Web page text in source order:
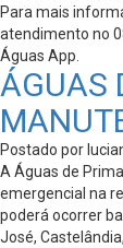
Para mais
atendimento no
Águas App.
ÁGUAS
Postado por
A Águas de
emergencial na
poderá ocorrer
José,